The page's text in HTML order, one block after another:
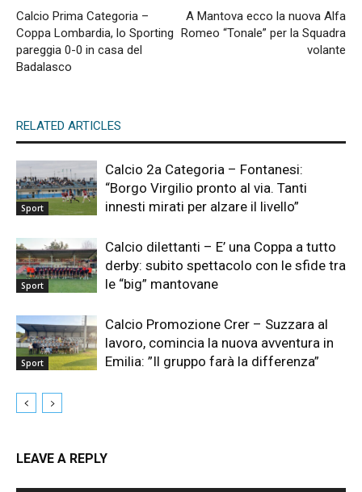
Calcio Prima Categoria –
Coppa Lombardia, lo Sporting
pareggia 0-0 in casa del
Badalasco
A Mantova ecco la nuova Alfa
Romeo “Tonale” per la Squadra
volante
RELATED ARTICLES
Sport
Calcio 2a Categoria – Fontanesi:
“Borgo Virgilio pronto al via. Tanti
innesti mirati per alzare il livello”
Sport
Calcio dilettanti – E’ una Coppa a tutto
derby: subito spettacolo con le sfide tra
le “big” mantovane
Sport
Calcio Promozione Crer – Suzzara al
lavoro, comincia la nuova avventura in
Emilia: ”Il gruppo farà la differenza”
LEAVE A REPLY